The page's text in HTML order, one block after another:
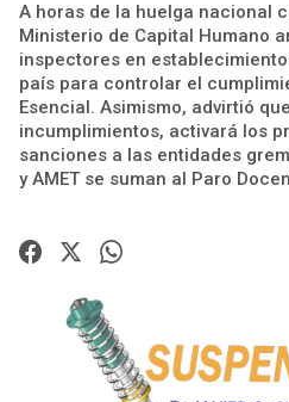
A horas de la huelga nacional
Ministerio de Capital Humano
inspectores en
país para controlar el
Esencial. Asimismo, advirtió
incumplimientos, activará los
sanciones a las entidades
y AMET se suman al Paro